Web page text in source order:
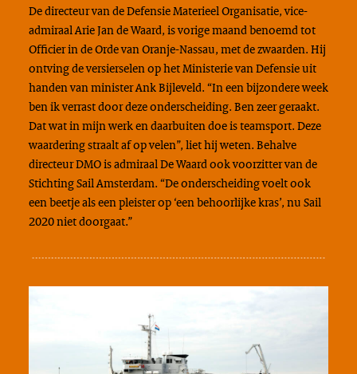
De directeur van de Defensie Materieel Organisatie, vice-
admiraal Arie Jan de Waard, is vorige maand benoemd tot
Officier in de Orde van Oranje-Nassau, met de zwaarden. Hij
ontving de versierselen op het Ministerie van Defensie uit
handen van minister Ank Bijleveld. “In een bijzondere week
ben ik verrast door deze onderscheiding. Ben zeer geraakt.
Dat wat in mijn werk en daarbuiten doe is teamsport. Deze
waardering straalt af op velen”, liet hij weten. Behalve
directeur DMO is admiraal De Waard ook voorzitter van de
Stichting Sail Amsterdam. “De onderscheiding voelt ook
een beetje als een pleister op ‘een behoorlijke kras’, nu Sail
2020 niet doorgaat.”